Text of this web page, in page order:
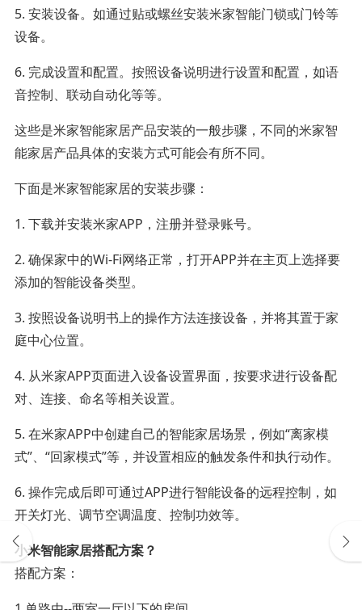
5. 安装设备。如通过贴或螺丝安装米家智能门锁或门铃等
设备。
6. 完成设置和配置。按照设备说明进行设置和配置，如语
音控制、联动自动化等等。
这些是米家智能家居产品安装的一般步骤，不同的米家智
能家居产品具体的安装方式可能会有所不同。
下面是米家智能家居的安装步骤：
1. 下载并安装米家APP，注册并登录账号。
2. 确保家中的Wi-Fi网络正常，打开APP并在主页上选择要
添加的智能设备类型。
3. 按照设备说明书上的操作方法连接设备，并将其置于家
庭中心位置。
4. 从米家APP页面进入设备设置界面，按要求进行设备配
对、连接、命名等相关设置。
5. 在米家APP中创建自己的智能家居场景，例如“离家模
式”、“回家模式”等，并设置相应的触发条件和执行动作。
6. 操作完成后即可通过APP进行智能设备的远程控制，如
开关灯光、调节空调温度、控制功效等。
小米智能家居搭配方案？
搭配方案：